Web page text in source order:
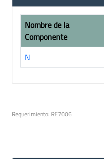
Nombre de la
Componente
N
Requerimiento: RE7006